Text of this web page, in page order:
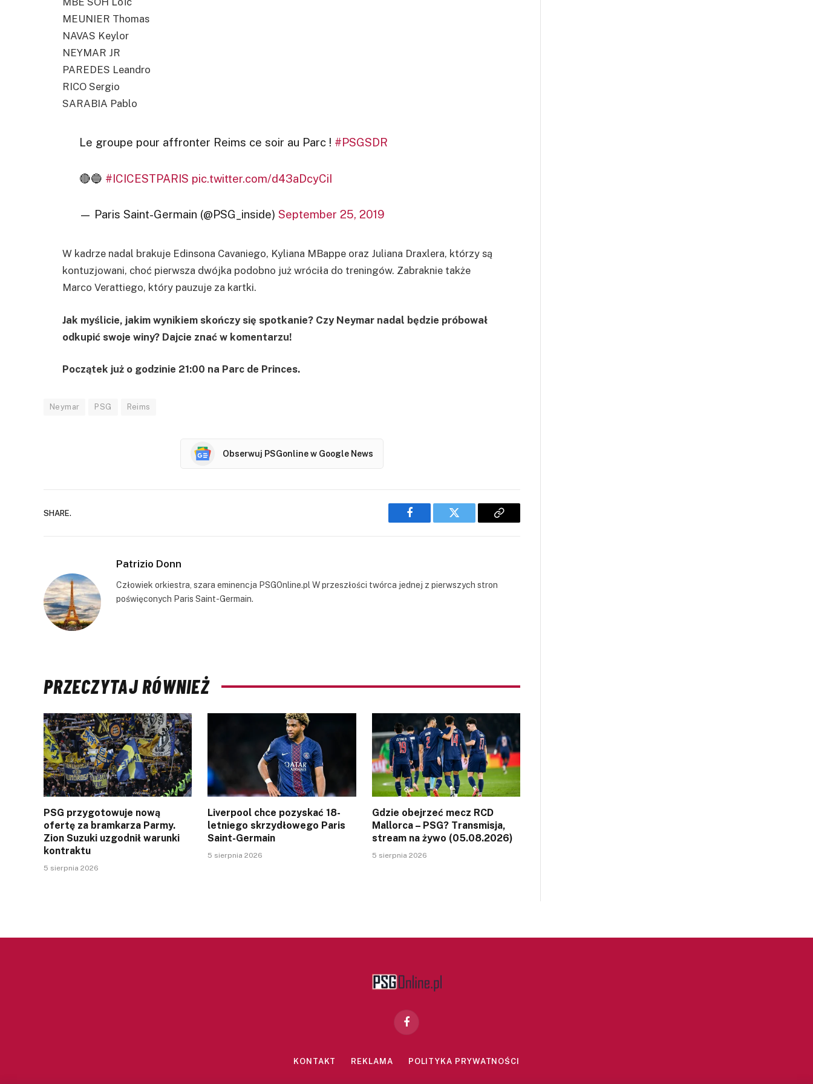
MEUNIER Thomas
NAVAS Keylor
NEYMAR JR
PAREDES Leandro
RICO Sergio
SARABIA Pablo
Le groupe pour affronter Reims ce soir au Parc ! #PSGSDR
🔴🔵 #ICICESTPARIS pic.twitter.com/d43aDcyCiI
— Paris Saint-Germain (@PSG_inside) September 25, 2019
W kadrze nadal brakuje Edinsona Cavaniego, Kyliana MBappe oraz Juliana Draxlera, którzy są
kontuzjowani, choć pierwsza dwójka podobno już wróciła do treningów. Zabraknie także
Marco Verattiego, który pauzuje za kartki.
Jak myślicie, jakim wynikiem skończy się spotkanie? Czy Neymar nadal będzie próbował
odkupić swoje winy? Dajcie znać w komentarzu!
Początek już o godzinie 21:00 na Parc de Princes.
Neymar PSG Reims
Obserwuj PSGonline w Google News
SHARE.
Facebook Twitter
Copy
Patrizio Donn
Człowiek orkiestra, szara eminencja PSGOnline.pl W przeszłości twórca jednej z pierwszych stron
poświęconych Paris Saint-Germain.
PRZECZYTAJ RÓWNIEŻ
PSG przygotowuje nową
ofertę za bramkarza Parmy.
Zion Suzuki uzgodnił warunki
kontraktu
5 sierpnia 2026
Liverpool chce pozyskać 18-
letniego skrzydłowego Paris
Saint-Germain
5 sierpnia 2026
Gdzie obejrzeć mecz RCD
Mallorca – PSG? Transmisja,
stream na żywo (05.08.2026)
5 sierpnia 2026
Facebook
KONTAKT REKLAMA POLITYKA PRYWATNOŚCI